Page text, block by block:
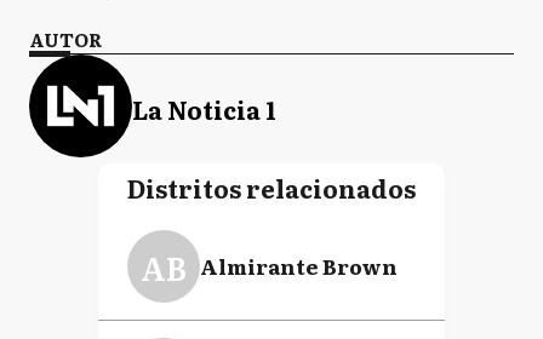
AUTOR
La Noticia 1
Distritos relacionados
AB Almirante Brown